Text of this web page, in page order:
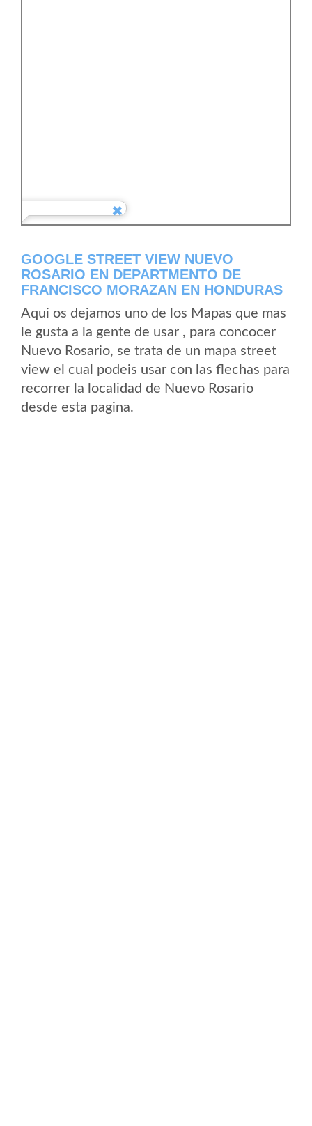
GOOGLE STREET VIEW NUEVO
ROSARIO EN DEPARTMENTO DE
FRANCISCO MORAZAN EN HONDURAS
Aqui os dejamos uno de los Mapas que mas
le gusta a la gente de usar , para concocer
Nuevo Rosario, se trata de un mapa street
view el cual podeis usar con las flechas para
recorrer la localidad de Nuevo Rosario
desde esta pagina.